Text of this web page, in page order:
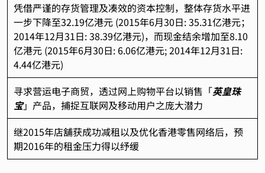
凭借严谨的存货管理及凑效的资本控制，整体存货水平进
一步下降至32.19亿港元 (2015年6月30日: 35.31亿港元；
2014年12月31日: 38.39亿港元)，而现金结余增加至8.10
亿港元 (2015年6月30日: 6.06亿港元; 2014年12月31日:
4.44亿港元)
寻求营运电子商贸，透过网上购物平台以销售「英皇珠
宝」产品，捕捉互联网及移动用户之庞大潜力
继2015年店舖获成功减租以及优化香港零售网络后，预
期2016年的租金压力得以纾缓